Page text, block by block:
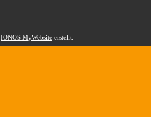
IONOS MyWebsite erstellt.